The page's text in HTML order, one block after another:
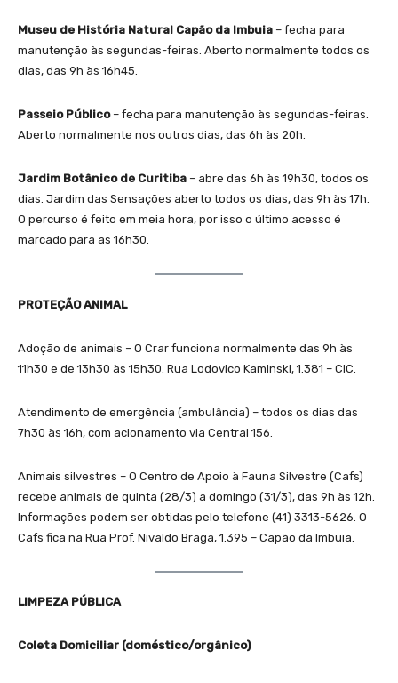
Museu de História Natural Capão da Imbuia – fecha para
manutenção às segundas-feiras. Aberto normalmente todos os
dias, das 9h às 16h45.
Passeio Público– fecha para manutenção às segundas-feiras.
Aberto normalmente nos outros dias, das 6h às 20h.
Jardim Botânico de Curitiba – abre das 6h às 19h30, todos os
dias. Jardim das Sensações aberto todos os dias, das 9h às 17h.
O percurso é feito em meia hora, por isso o último acesso é
marcado para as 16h30.
PROTEÇÃO ANIMAL
Adoção de animais – O Crar funciona normalmente das 9h às
11h30 e de 13h30 às 15h30. Rua Lodovico Kaminski, 1.381 – CIC.
Atendimento de emergência (ambulância) – todos os dias das
7h30 às 16h, com acionamento via Central 156.
Animais silvestres – O Centro de Apoio à Fauna Silvestre (Cafs)
recebe animais de quinta (28/3) a domingo (31/3), das 9h às 12h.
Informações podem ser obtidas pelo telefone (41) 3313-5626. O
Cafs fica na Rua Prof. Nivaldo Braga, 1.395 – Capão da Imbuia.
LIMPEZA PÚBLICA
Coleta Domiciliar (doméstico/orgânico)